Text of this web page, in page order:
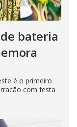
bateria
é o primeiro
com festa